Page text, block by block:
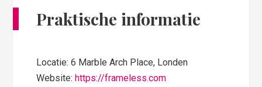
Praktische informatie
Locatie: 6 Marble Arch Place, Londen
Website:https://frameless.com